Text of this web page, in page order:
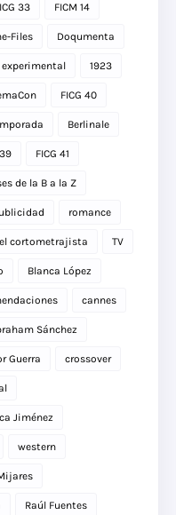
33 FICM 14
Files Doqumenta
experimental 1923
FICG 40
Berlinale
FICG 41
de la B a la Z
romance
cortometrajista TV
Blanca López
cannes
Sánchez
Guerra crossover
Jiménez
western
Raúl Fuentes